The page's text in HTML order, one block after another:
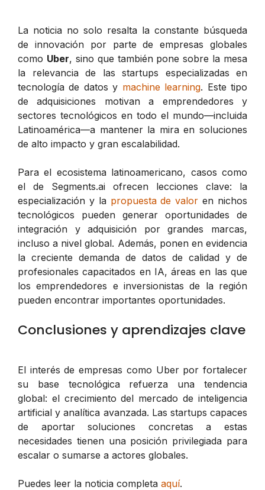
La noticia no solo resalta la constante búsqueda
de innovación por parte de empresas globales
como Uber, sino que también pone sobre la mesa
la relevancia de las startups especializadas en
tecnología de datos y machine learning. Este tipo
de adquisiciones motivan a emprendedores y
sectores tecnológicos en todo el mundo—incluida
Latinoamérica—a mantener la mira en soluciones
de alto impacto y gran escalabilidad.
Para el ecosistema latinoamericano, casos como
el de Segments.ai ofrecen lecciones clave: la
especialización y la propuesta de valor en nichos
tecnológicos pueden generar oportunidades de
integración y adquisición por grandes marcas,
incluso a nivel global. Además, ponen en evidencia
la creciente demanda de datos de calidad y de
profesionales capacitados en IA, áreas en las que
los emprendedores e inversionistas de la región
pueden encontrar importantes oportunidades.
Conclusiones y aprendizajes clave
El interés de empresas como Uber por fortalecer
su base tecnológica refuerza una tendencia
global: el crecimiento del mercado de inteligencia
artificial y analítica avanzada. Las startups capaces
de aportar soluciones concretas a estas
necesidades tienen una posición privilegiada para
escalar o sumarse a actores globales.
Puedes leer la noticia completa aquí.